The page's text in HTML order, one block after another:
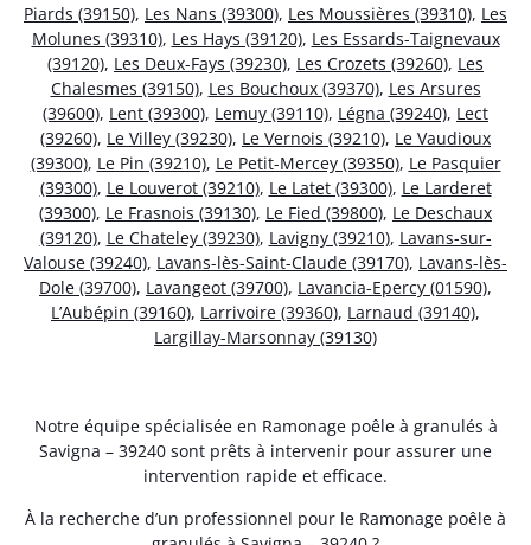
Piards (39150), Les Nans (39300), Les Moussières (39310), Les
Molunes (39310), Les Hays (39120), Les Essards-Taignevaux
(39120), Les Deux-Fays (39230), Les Crozets (39260), Les
Chalesmes (39150), Les Bouchoux (39370), Les Arsures
(39600), Lent (39300), Lemuy (39110), Légna (39240), Lect
(39260), Le Villey (39230), Le Vernois (39210), Le Vaudioux
(39300), Le Pin (39210), Le Petit-Mercey (39350), Le Pasquier
(39300), Le Louverot (39210), Le Latet (39300), Le Larderet
(39300), Le Frasnois (39130), Le Fied (39800), Le Deschaux
(39120), Le Chateley (39230), Lavigny (39210), Lavans-sur-
Valouse (39240), Lavans-lès-Saint-Claude (39170), Lavans-lès-
Dole (39700), Lavangeot (39700), Lavancia-Epercy (01590),
L’Aubépin (39160), Larrivoire (39360), Larnaud (39140),
Largillay-Marsonnay (39130)
Notre équipe spécialisée en Ramonage poêle à granulés à
Savigna – 39240 sont prêts à intervenir pour assurer une
intervention rapide et efficace.
À la recherche d’un professionnel pour le Ramonage poêle à